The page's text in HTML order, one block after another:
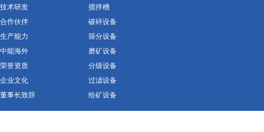
技术研发
合作伙伴
生产能力
中能海外
荣誉资质
企业文化
董事长致辞
搅拌槽
破碎设备
筛分设备
磨矿设备
分级设备
过滤设备
给矿设备